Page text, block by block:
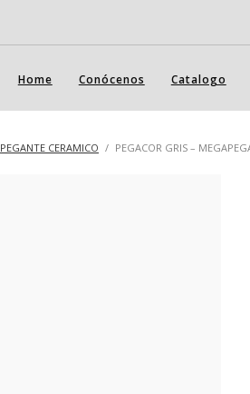
Home Conócenos Catalogo
PEGANTE CERAMICO PEGACOR GRIS –